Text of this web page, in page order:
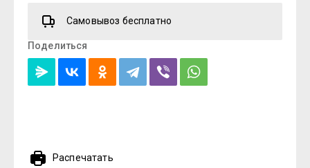
Самовывоз бесплатно
Поделиться
Распечатать